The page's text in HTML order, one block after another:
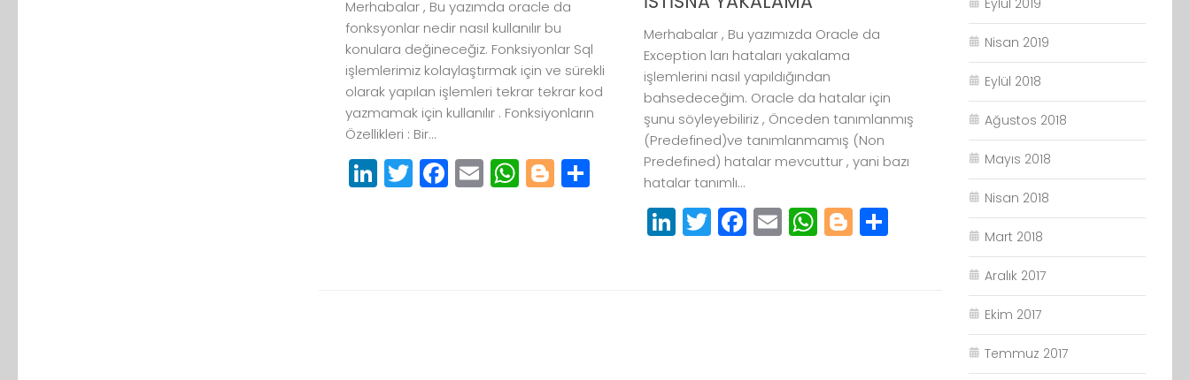
Merhabalar , Bu yazımda oracle da
fonksyonlar nedir nasıl kullanılır bu
konulara değineceğiz. Fonksiyonlar Sql
işlemlerimiz kolaylaştırmak için ve sürekli
olarak yapılan işlemleri tekrar tekrar kod
yazmamak için kullanılır . Fonksiyonların
Özellikleri : Bir...
LinkedIn
Twitter
Facebook
EmailWhatsApp
Blogger
Paylaş
Merhabalar , Bu yazımızda Oracle da
Exception ları hataları yakalama
işlemlerini nasıl yapıldığından
bahsedeceğim. Oracle da hatalar için
şunu söyleyebiliriz , Önceden tanımlanmış
(Predefined)ve tanımlanmamış (Non
Predefined) hatalar mevcuttur , yani bazı
hatalar tanımlı...
LinkedIn
Twitter
Facebook
EmailWhatsApp
BloggerPaylaş
Nisan 2019
Eylül 2018
Ağustos 2018
Mayıs 2018
Nisan 2018
Mart 2018
Aralık 2017
Ekim 2017
Temmuz 2017